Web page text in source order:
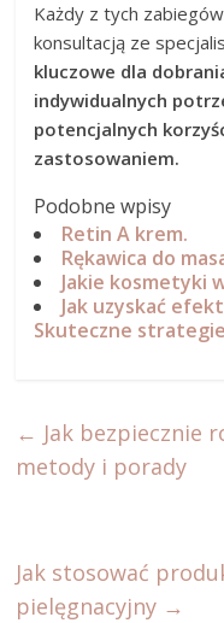
Każdy z tych
konsultacją ze
kluczowe dla
indywidualnych
potencjalnych
zastosowaniem.
Podobne wpisy
Retin A krem.
Rękawica do
Jakie kosmetyki
Jak uzyskać
Skuteczne
← Jak bezpiecznie
metody i porady
Jak stosować
pielęgnacyjny →